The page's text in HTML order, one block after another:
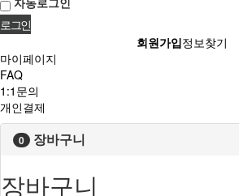
회원가입정보찾기
마이페이지
FAQ
1:1문의
개인결제
0 장바구니
장바구니